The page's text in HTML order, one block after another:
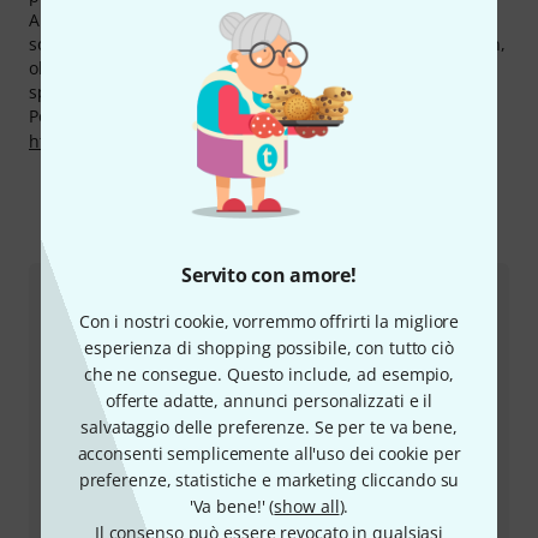
Servito con amore!
Con i nostri cookie, vorremmo offrirti la migliore
esperienza di shopping possibile, con tutto ciò
che ne consegue. Questo include, ad esempio,
offerte adatte, annunci personalizzati e il
salvataggio delle preferenze. Se per te va bene,
acconsenti semplicemente all'uso dei cookie per
preferenze, statistiche e marketing cliccando su
'Va bene!' (show all).
Il consenso può essere revocato in qualsiasi
Anche sui prodotti Dörfler godrai della garanzia "30 giorni
soddisfatti o rimborsati" e dei 3 anni di garanzia Thomann,
oltre a poter usufruire dei consigli dei nostri tecnici
specializzati.
Potete trovare maggiori informazioni sul produttore su
http://www.doerfler-bows.com